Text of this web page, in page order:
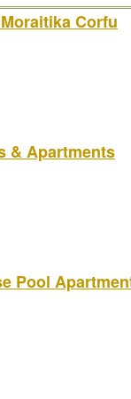
Corfu
& Apartments
Pool